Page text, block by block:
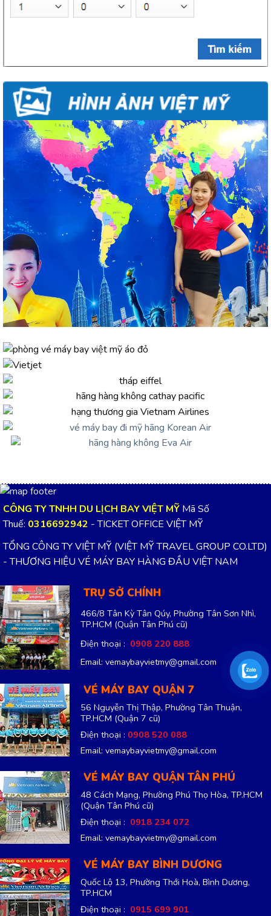
CÔNG TY TNHH DU LỊCH BAY VIỆT MỸ Mã Số
Thuế: 0316692942 - TICKET OFFICE VIỆT MỸ
TỔNG CÔNG TY VIỆT MỸ (VIỆT MỸ TRAVEL GROUP CO.LTD)
- THƯƠNG HIỆU VÉ MÁY BAY HÀNG ĐẦU VIỆT NAM
TRỤ SỞ CHÍNH
466/8 Tân Kỳ Tân Qúy, Phường Tân Sơn Nhì,
TP.HCM (Quận Tân Phú cũ)
Điện thoại : 0908 220 888
Email: vemaybayvietmy@gmail.com
VÉ MÁY BAY QUẬN 7
56 Nguyễn Thị Thập, Phường Tân Thuận,
TP.HCM (Quận 7 cũ)
Điện thoại : 0908 520 088
Email: vemaybayvietmy@gmail.com
VÉ MÁY BAY QUẬN TÂN PHÚ
48 Cách Mạng, Phường Phú Thọ Hòa, TP.HCM
(Quận Tân Phú cũ)
Điện thoại : 0918 234 072
Email: vemaybayvietmy@gmail.com
VÉ MÁY BAY BÌNH DƯƠNG
Quốc Lộ 13, Phường Thới Hoà, Bình Dương,
TP.HCM
Điện thoại : 0915 699 901